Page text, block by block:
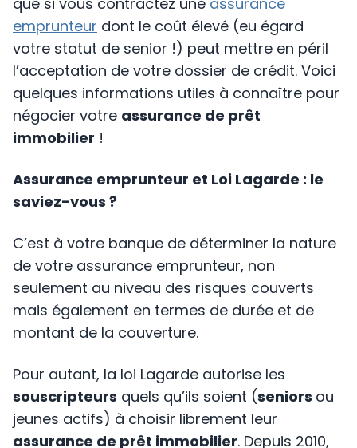
emprunteur dont le coût élevé (eu égard
votre statut de senior !) peut mettre en péril
l’acceptation de votre dossier de crédit. Voici
quelques informations utiles à connaître pour
négocier votre assurance de prêt
immobilier !
Assurance emprunteur et Loi Lagarde : le
saviez-vous ?
C’est à votre banque de déterminer la nature
de votre assurance emprunteur, non
seulement au niveau des risques couverts
mais également en termes de durée et de
montant de la couverture.
Pour autant, la loi Lagarde autorise les
souscripteurs quels qu’ils soient (seniors ou
jeunes actifs) à choisir librement leur
assurance de prêt immobilier. Depuis 2010,